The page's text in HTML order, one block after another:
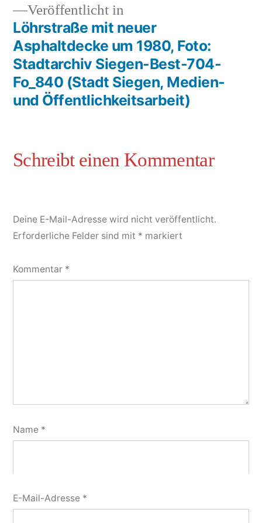
Veröffentlicht in
Löhrstraße mit neuer
Asphaltdecke um 1980, Foto:
Stadtarchiv Siegen-Best-704-
Fo_840 (Stadt Siegen, Medien-
und Öffentlichkeitsarbeit)
Deine E-Mail-Adresse wird nicht veröffentlicht.
Erforderliche Felder sind mit * markiert
Kommentar *
Name *
E-Mail-Adresse *